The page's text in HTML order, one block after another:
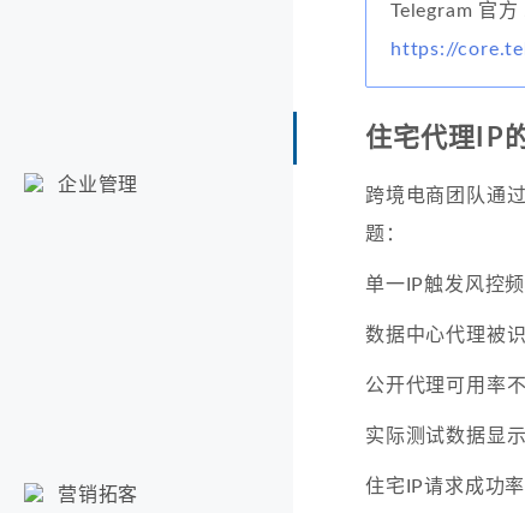
企业管理
营销拓客
Telegram 官方
https://
住宅代理IP
跨境电商团队通
题：
单一IP触发风控
数据中心代理被
公开代理可用率
实际测试数据显示
住宅IP请求成功